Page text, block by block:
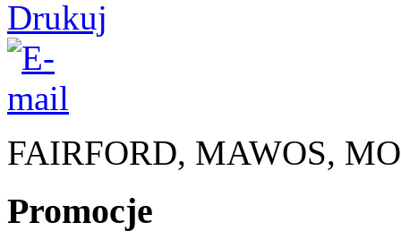
FAIRFORD, MAWOS,
Promocje